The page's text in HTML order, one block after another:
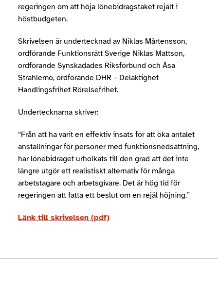
regeringen om att höja lönebidragstaket rejält i
höstbudgeten.
Skrivelsen är undertecknad av Niklas Mårtensson,
ordförande Funktionsrätt Sverige Niklas Mattson,
ordförande Synskadades Riksförbund och Åsa
Strahlemo, ordförande DHR – Delaktighet
Handlingsfrihet Rörelsefrihet.
Undertecknarna skriver:
“Från att ha varit en effektiv insats för att öka antalet
anställningar för personer med funktionsnedsättning,
har lönebidraget urholkats till den grad att det inte
längre utgör ett realistiskt alternativ för många
arbetstagare och arbetsgivare. Det är hög tid för
regeringen att fatta ett beslut om en rejäl höjning.”
Länk till skrivelsen (pdf)